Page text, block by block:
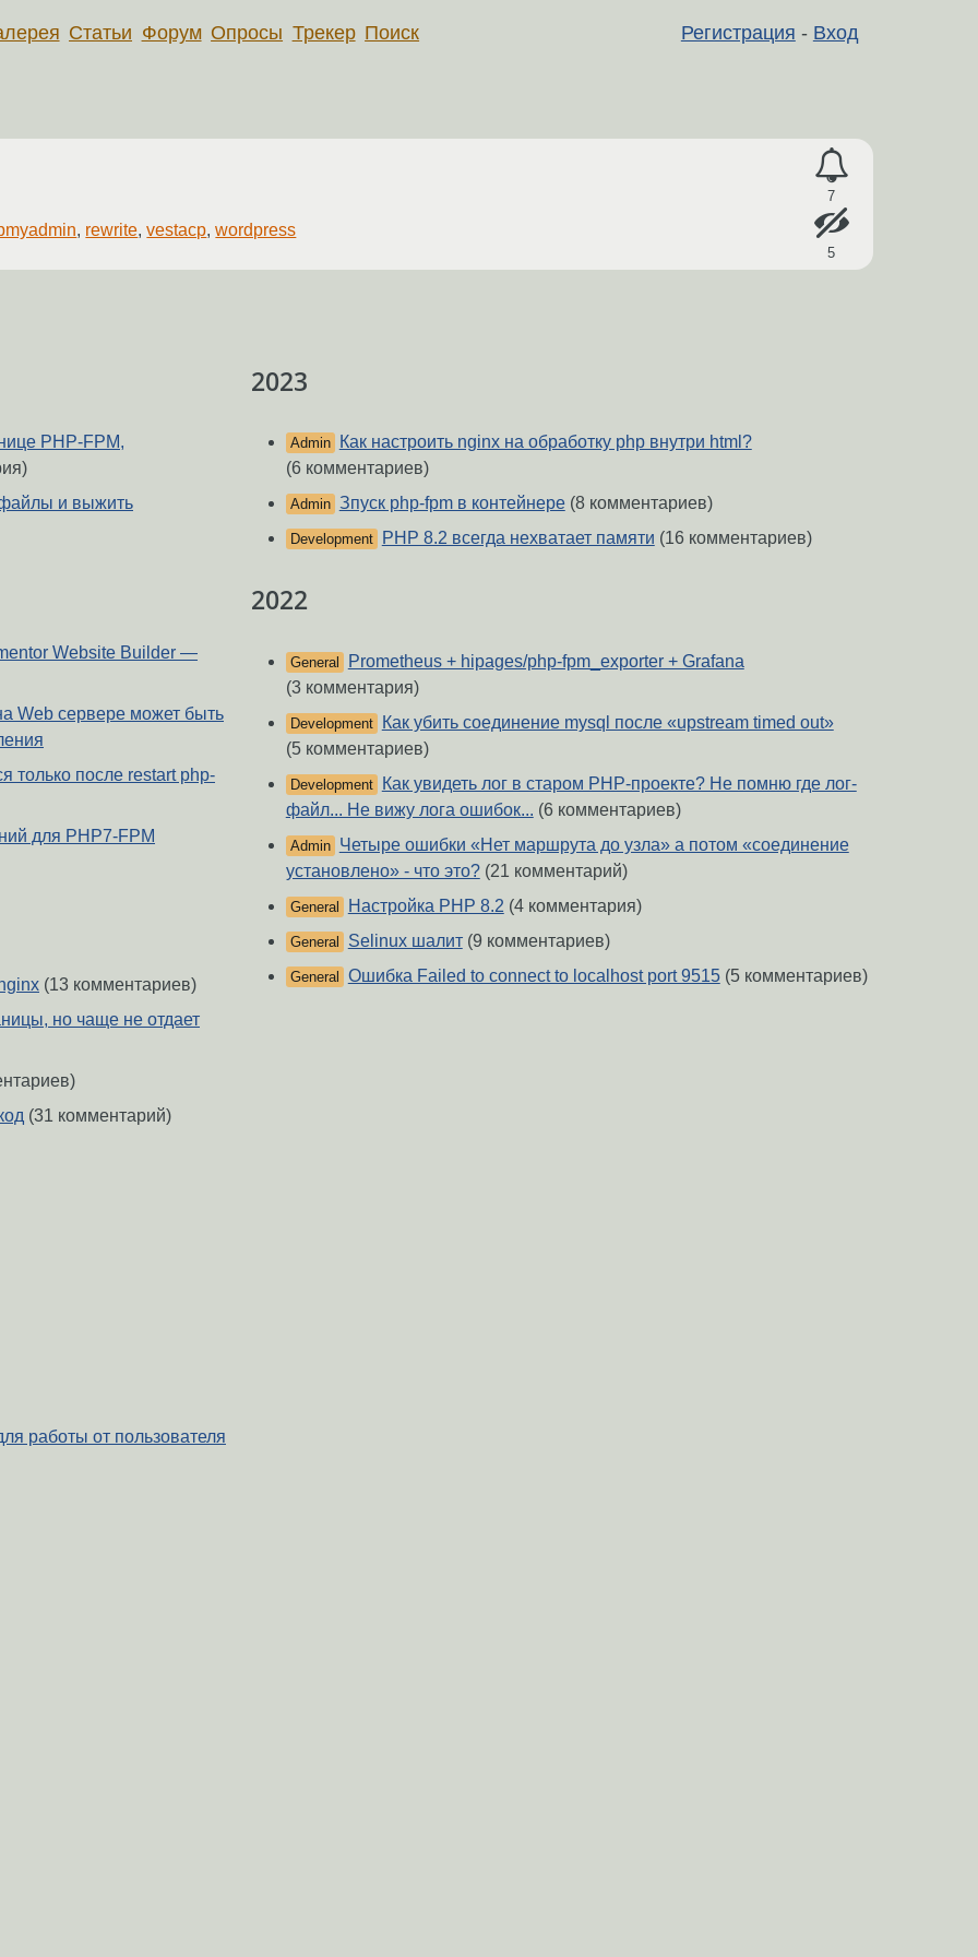
Регистрация - Вход
Статьи Форум Опросы Трекер Поиск
7
5
, rewrite,vestacp,wordpress
PHP-FPM,
файлы и выжить
Website Builder —
Web сервере может быть
только после restart php-
для PHP7-FPM
(13 комментариев)
но чаще не отдает
(31 комментарий)
2023
Admin
Как настроить nginx на обработку php внутри html?
(6 комментариев)
Admin Зпуск php-fpm в контейнере(8 комментариев)
Development PHP 8.2 всегда нехватает памяти (16 комментариев)
2022
General
Prometheus + hipages/php-fpm_exporter + Grafana
(3 комментария)
Development
Как убить соединение mysql после «upstream timed out»
(5 комментариев)
Development
Как увидеть лог в старом PHP-проекте? Не помню где лог-
файл... Не вижу лога ошибок... (6 комментариев)
Admin
Четыре ошибки «Нет маршрута до узла» а потом «соединение
установлено» - что это?(21 комментарий)
General Настройка PHP 8.2 (4 комментария)
General Selinux шалит(9 комментариев)
General Ошибка Failed to connect to localhost port 9515(5 комментариев)
работы от пользователя